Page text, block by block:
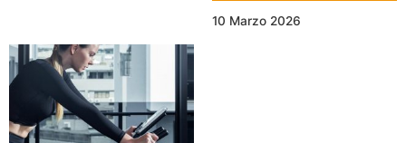
10 Marzo 2026